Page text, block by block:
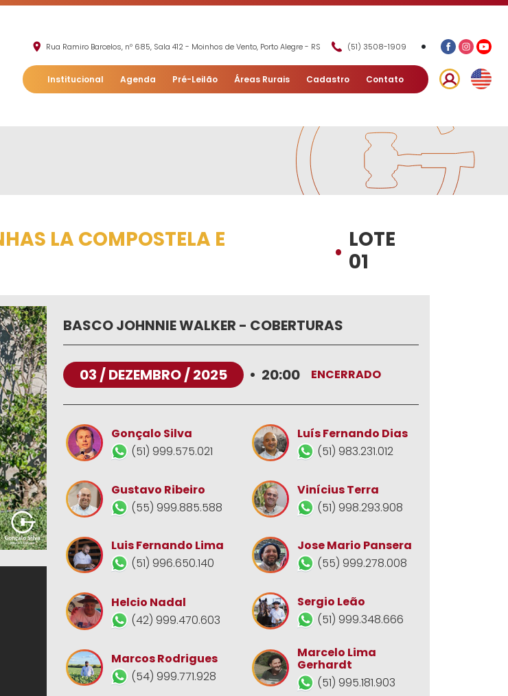
Rua Ramiro Barcelos, nº 685, Sala 412 - Moinhos de Vento, Porto Alegre - RS (51) 3508-1909 •
Institucional Agenda Pré-Leilão Áreas Rurais Cadastro Contato
LA COMPOSTELA E
• LOTE
01
BASCO JOHNNIE WALKER - COBERTURAS
03 / DEZEMBRO / 2025 • 20:00 ENCERRADO
Gonçalo Silva
(51) 999.575.021
Luís Fernando Dias
(51) 983.231.012
Gustavo Ribeiro
(55) 999.885.588
Vinícius Terra
(51) 998.293.908
Luis Fernando Lima
(51) 996.650.140
Jose Mario Pansera
(55) 999.278.008
Helcio Nadal
(42) 999.470.603
Sergio Leão
(51) 999.348.666
Marcos Rodrigues
(54) 999.771.928
Marcelo Lima
Gerhardt
(51) 995.181.903